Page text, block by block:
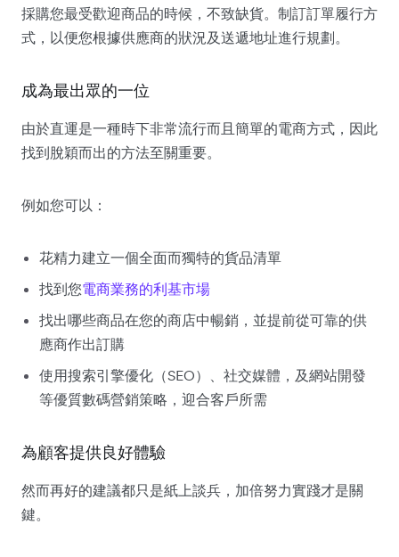
採購您最受歡迎商品的時候，不致缺貨。制訂訂單履行方
式，以便您根據供應商的狀況及送遞地址進行規劃。
成為最出眾的一位
由於直運是一種時下非常流行而且簡單的電商方式，因此
找到脫穎而出的方法至關重要。
例如您可以：
花精力建立一個全面而獨特的貨品清單
找到您電商業務的利基市場
找出哪些商品在您的商店中暢銷，並提前從可靠的供
應商作出訂購
使用搜索引擎優化（SEO）、社交媒體，及網站開發
等優質數碼營銷策略，迎合客戶所需
為顧客提供良好體驗
然而再好的建議都只是紙上談兵，加倍努力實踐才是關
鍵。